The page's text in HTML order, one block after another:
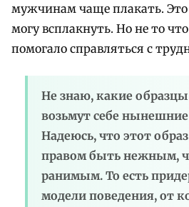
мужчинам чаще плакать. Это
могу всплакнуть. Но не то
помогало справляться с
Не знаю, какие
возьмут себе
Надеюсь, что этот
правом быть нежным,
ранимым. То есть
модели поведения, от